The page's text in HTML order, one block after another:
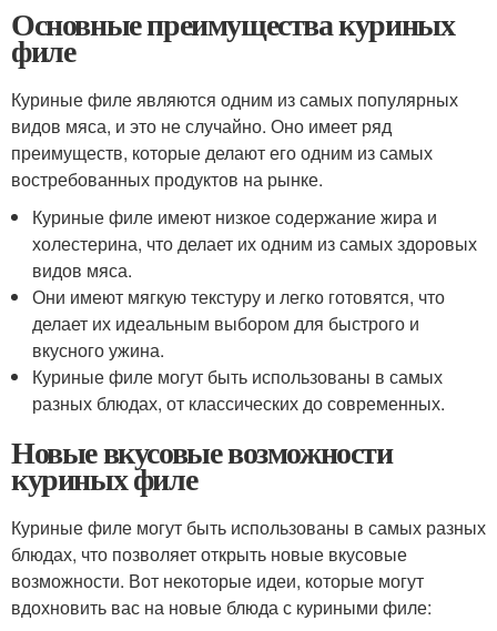
Основные преимущества куриных
филе
Куриные филе являются одним из самых популярных
видов мяса, и это не случайно. Оно имеет ряд
преимуществ, которые делают его одним из самых
востребованных продуктов на рынке.
Куриные филе имеют низкое содержание жира и
холестерина, что делает их одним из самых здоровых
видов мяса.
Они имеют мягкую текстуру и легко готовятся, что
делает их идеальным выбором для быстрого и
вкусного ужина.
Куриные филе могут быть использованы в самых
разных блюдах, от классических до современных.
Новые вкусовые возможности
куриных филе
Куриные филе могут быть использованы в самых разных
блюдах, что позволяет открыть новые вкусовые
возможности. Вот некоторые идеи, которые могут
вдохновить вас на новые блюда с куриными филе: